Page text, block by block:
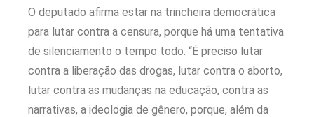
O deputado afirma estar na trincheira democrática
para lutar contra a censura, porque há uma tentativa
de silenciamento o tempo todo. “É preciso lutar
contra a liberação das drogas, lutar contra o aborto,
lutar contra as mudanças na educação, contra as
narrativas, a ideologia de gênero, porque, além da